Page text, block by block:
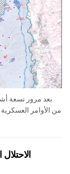
من الأوامر